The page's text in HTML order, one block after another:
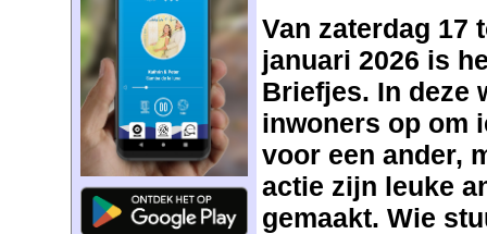
Van zaterdag 17
januari 2026 is
Briefjes. In deze
inwoners op om
voor een ander,
actie zijn leuke
gemaakt. Wie